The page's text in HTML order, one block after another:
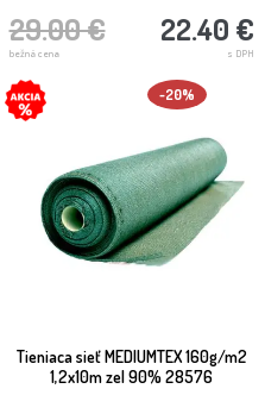
29.00 €
bežná cena
22.40 €
s DPH
Tieniaca sieť MEDIUMTEX 160g/m2
1,2x10m zel 90% 28576
-20%